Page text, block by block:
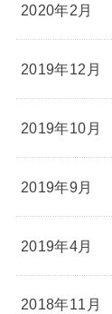
2020年2月
2019年12月
2019年10月
2019年9月
2019年4月
2018年11月